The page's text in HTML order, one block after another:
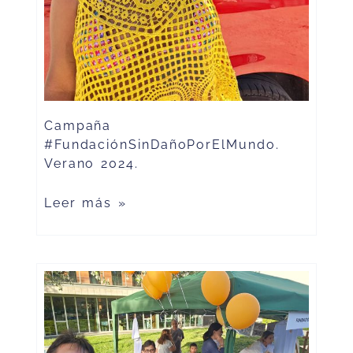
Campaña
#FundaciónSinDañoPorElMundo.
Verano 2024.
Leer más »